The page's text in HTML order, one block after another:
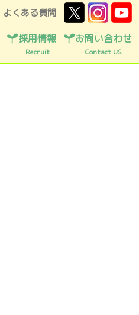
採用情報
Recruit
お問い合わせ
Contact US
よくある質問